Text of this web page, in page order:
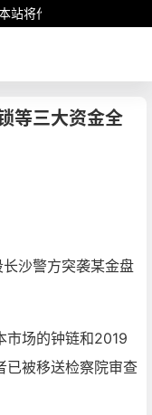
站将作为行业资讯共享
等三大资金全
沙警方突袭某金盘
市场的钟链和2019
已被移送检察院审查